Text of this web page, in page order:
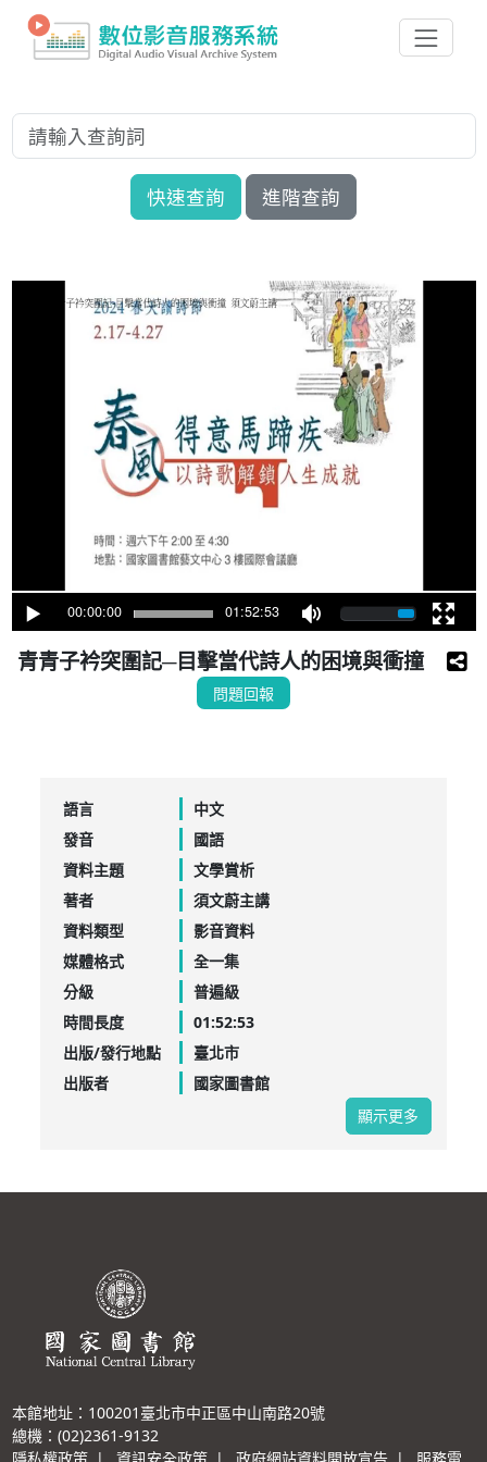
快速查詢 進階查詢
00:00:00 01:52:53
青青子衿突圍記─目擊當代詩人的困境與衝撞
問題回報
語言
中文
發音
國語
資料主題
文學賞析
著者
須文蔚主講
資料類型
影音資料
媒體格式
全一集
分級
普遍級
時間長度
01:52:53
出版/發行地點
臺北市
出版者
國家圖書館
顯示更多
本館地址：100201臺北市中正區中山南路20號
總機：(02)2361-9132